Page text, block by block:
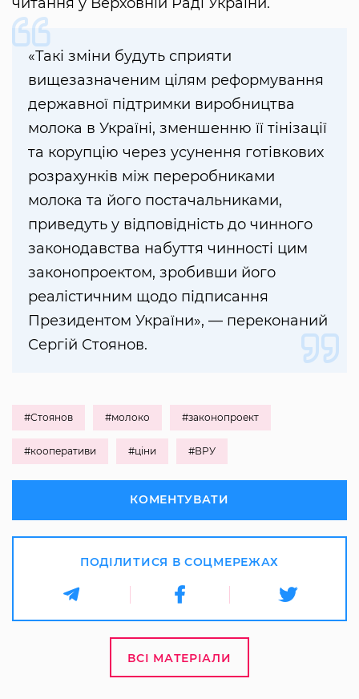
«Такі зміни будуть сприяти
вищезазначеним цілям реформування
державної підтримки виробництва
молока в Україні, зменшенню її тінізації
та корупцію через усунення готівкових
розрахунків між переробниками
молока та його постачальниками,
приведуть у відповідність до чинного
законодавства набуття чинності цим
законопроектом, зробивши його
реалістичним щодо підписання
Президентом України», — переконаний
Сергій Стоянов.
#Стоянов #молоко #законопроект
#кооперативи #ціни #ВРУ
КОМЕНТУВАТИ
ПОДІЛИТИСЯ В СОЦМЕРЕЖАХ
ВСІ МАТЕРІАЛИ